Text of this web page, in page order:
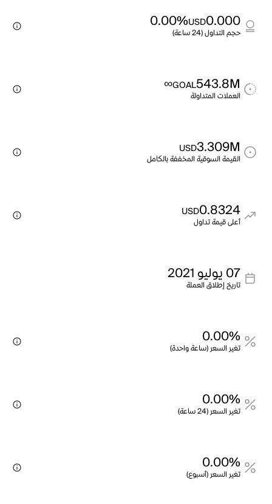
0.000
USD
0.00%
حجم التداول (24 ساعة)
543.8M
GOAL
∞
العملات المتداولة
3.309M
USD
القيمة السوقية المخففة بالكامل
0.8324
USD
أعلى قيمة تداول
07 يوليو 2021
تاريخ إطلاق العملة
0.00%
تغير السعر (ساعة واحدة)
0.00%
تغير السعر (24 ساعة)
0.00%
تغير السعر (أسبوع)